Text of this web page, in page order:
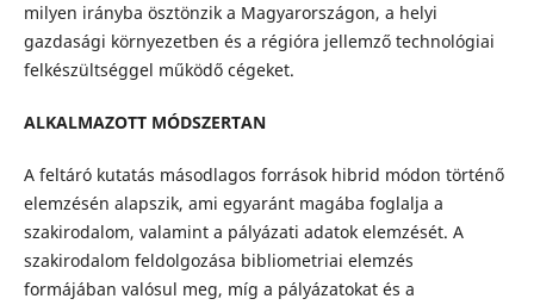
milyen irányba ösztönzik a Magyarországon, a helyi
gazdasági környezetben és a régióra jellemző technológiai
felkészültséggel működő cégeket.
ALKALMAZOTT MÓDSZERTAN
A feltáró kutatás másodlagos források hibrid módon történő
elemzésén alapszik, ami egyaránt magába foglalja a
szakirodalom, valamint a pályázati adatok elemzését. A
szakirodalom feldolgozása bibliometriai elemzés
formájában valósul meg, míg a pályázatokat és a